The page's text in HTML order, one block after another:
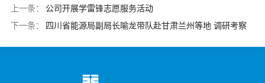
上一条：
公司开展学雷锋志愿服务活动
下一条：
四川省能源局副局长喻龙带队赴甘肃兰州等地 调研考察